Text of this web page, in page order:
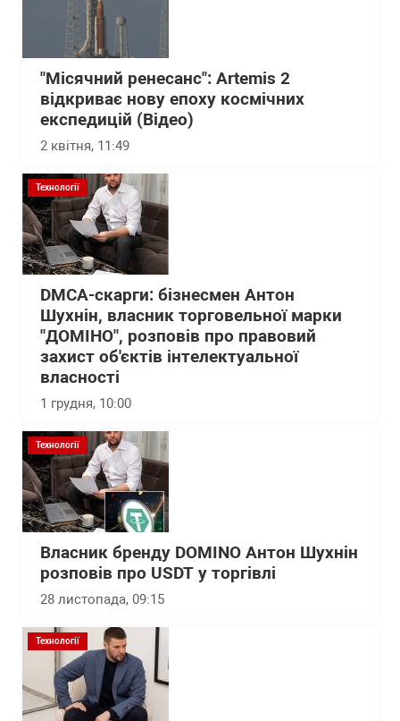
"Місячний ренесанс": Artemis 2
відкриває нову епоху космічних
експедицій (Відео)
2 квітня, 11:49
Технології
DMCA-скарги: бізнесмен Антон
Шухнін, власник торговельної марки
"ДОМІНО", розповів про правовий
захист об'єктів інтелектуальної
власності
1 грудня, 10:00
Технології
Власник бренду DOMINO Антон Шухнін
розповів про USDT у торгівлі
28 листопада, 09:15
Технології